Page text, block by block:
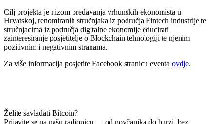
Cilj projekta je nizom predavanja vrhunskih ekonomista u
Hrvatskoj, renomiranih stručnjaka iz područja Fintech industrije te
stručnjacima iz područja digitalne ekonomije educirati
zainteresiranje posjetitelje o Blockchain tehnologiji te njenim
pozitivnim i negativnim stranama.
Za više informacija posjetite Facebook stranicu eventa ovdje.
Želite savladati Bitcoin?
Prijavite se na našu radionicu — od novčanika do burzi, bez